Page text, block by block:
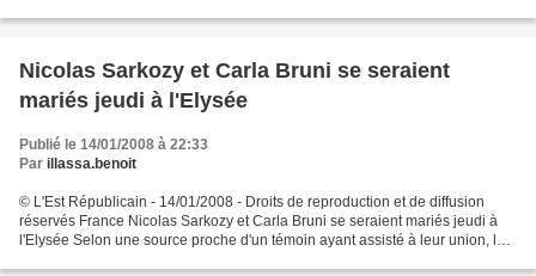
Nicolas Sarkozy et Carla Bruni se seraient
mariés jeudi à l'Elysée
Publié le 14/01/2008 à 22:33
Par illassa.benoit
© L'Est Républicain - 14/01/2008 - Droits de reproduction et de diffusion
réservés France Nicolas Sarkozy et Carla Bruni se seraient mariés jeudi à
l'Elysée Selon une source proche d'un témoin ayant assisté à leur union, le